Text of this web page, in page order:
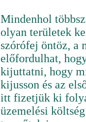
Mindenhol
olyan területek
szórófej öntöz, a
előfordulhat,
kijuttatni, hogy
kijusson és az
itt fizetjük ki
üzemelési